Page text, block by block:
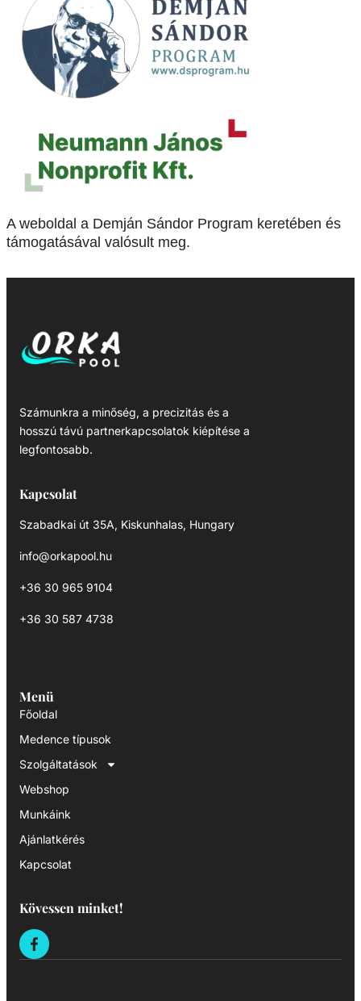
A weboldal a Demján Sándor Program keretében és
támogatásával valósult meg.
Számunkra a minőség, a precizitás és a
hosszú távú partnerkapcsolatok kiépítése a
legfontosabb.
Kapcsolat
Szabadkai út 35A, Kiskunhalas, Hungary
info@orkapool.hu
+36 30 965 9104
+36 30 587 4738
Menü
Főoldal
Medence típusok
Szolgáltatások
Webshop
Munkáink
Ajánlatkérés
Kapcsolat
Kövessen minket!